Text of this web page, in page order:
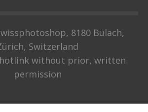
8180 Bülach,
Switzerland
without prior, written
permission